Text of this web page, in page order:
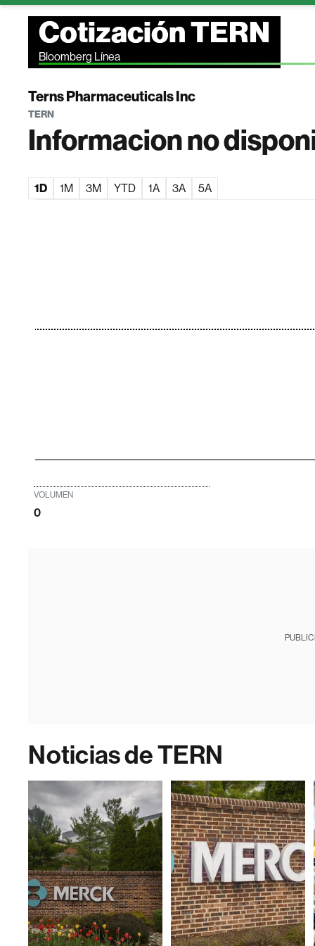
Cotización TERN
Bloomberg Línea
Terns Pharmaceuticals Inc
TERN
Informacion no
1D 1M 3M YTD 1A 3A 5A
VOLUMEN
0
Noticias de TERN